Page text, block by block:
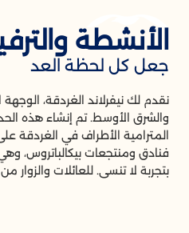
AR
أنشطة
جعل كل لحظة العد!
الأنشطة
جعل كل لحظة العد
نقدم لك نيفرلاند الغردقة، الوجهة
والشرق الأوسط. تم إنشاء هذه
المترامية الأطراف في الغردقة
فنادق ومنتجعات بيكالباتروس،
بتجربة لا تنسى. للعائلات والزوار
بمساحة تزيد عن